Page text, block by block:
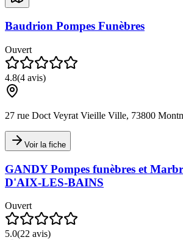
Baudrion Pompes Funèbres
Ouvert
4.8(4 avis)
27 rue Doct Veyrat Vieille Ville, 73800
Voir la fiche
GANDY Pompes funèbres et
D'AIX-LES-BAINS
Ouvert
5.0(22 avis)